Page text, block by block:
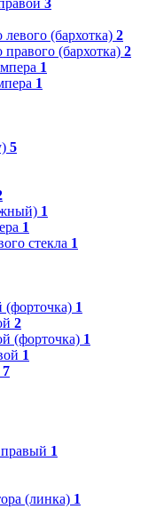
левого (бархотка) 2
правого (бархотка) 2
1
1
5
1
1
стекла 1
(форточка) 1
2
(форточка) 1
1
7
1
(линка) 1